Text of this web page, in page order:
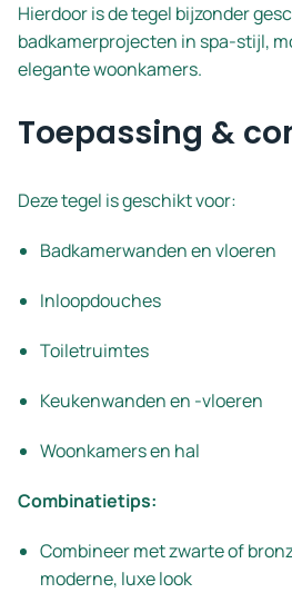
Hierdoor is de tegel bijzonder
badkamerprojecten in spa-stijl,
elegante woonkamers.
Toepassing &
Deze tegel is geschikt voor:
Badkamerwanden en vloeren
Inloopdouches
Toiletruimtes
Keukenwanden en -vloeren
Woonkamers en hal
Combinatietips:
Combineer met zwarte of
moderne, luxe look